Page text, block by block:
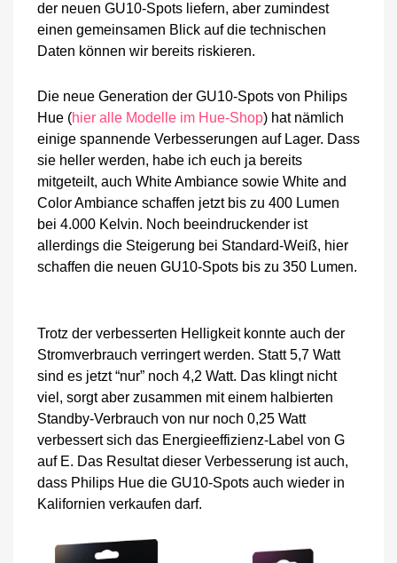
der neuen GU10-Spots liefern, aber zumindest
einen gemeinsamen Blick auf die technischen
Daten können wir bereits riskieren.
Die neue Generation der GU10-Spots von Philips
Hue (hier alle Modelle im Hue-Shop) hat nämlich
einige spannende Verbesserungen auf Lager. Dass
sie heller werden, habe ich euch ja bereits
mitgeteilt, auch White Ambiance sowie White and
Color Ambiance schaffen jetzt bis zu 400 Lumen
bei 4.000 Kelvin. Noch beeindruckender ist
allerdings die Steigerung bei Standard-Weiß, hier
schaffen die neuen GU10-Spots bis zu 350 Lumen.
Trotz der verbesserten Helligkeit konnte auch der
Stromverbrauch verringert werden. Statt 5,7 Watt
sind es jetzt “nur” noch 4,2 Watt. Das klingt nicht
viel, sorgt aber zusammen mit einem halbierten
Standby-Verbrauch von nur noch 0,25 Watt
verbessert sich das Energieeffizienz-Label von G
auf E. Das Resultat dieser Verbesserung ist auch,
dass Philips Hue die GU10-Spots auch wieder in
Kalifornien verkaufen darf.